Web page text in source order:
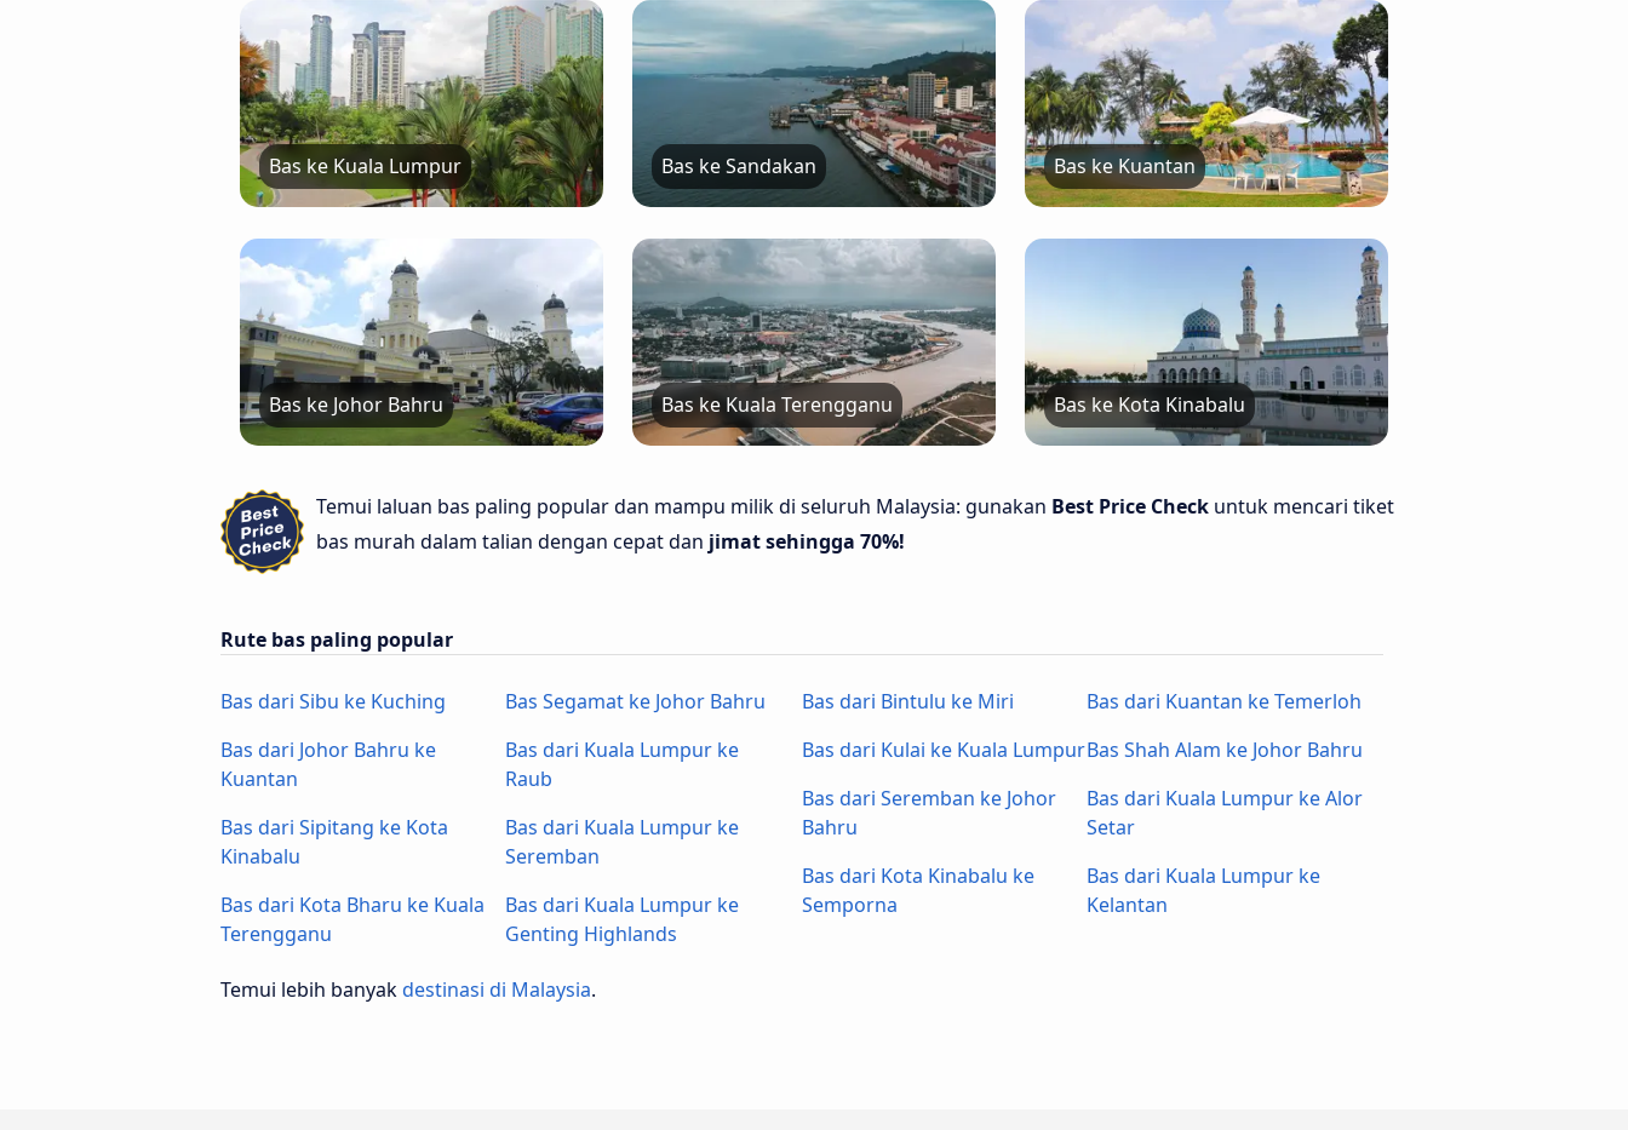
Bas ke Kuala Lumpur Bas ke Sandakan Bas ke Kuantan
Bas ke Johor Bahru Bas ke Kuala Terengganu Bas ke Kota Kinabalu
Temui laluan bas paling popular dan mampu milik di seluruh Malaysia: gunakan Best Price Checkuntuk mencari tiket
bas murah dalam talian dengan cepat dan jimat sehingga 70%!
Rute bas paling popular
Bas dari Sibu ke Kuching
Bas Segamat ke Johor Bahru
Bas dari Johor Bahru ke
Kuantan
Bas dari Kuala Lumpur ke
Raub
Bas dari Sipitang ke Kota
Kinabalu
Bas dari Kuala Lumpur ke
Seremban
Bas dari Kota Bharu ke Kuala
Terengganu
Bas dari Kuala Lumpur ke
Genting Highlands
Bas dari Bintulu ke Miri
Bas dari Kuantan ke Temerloh
Bas dari Kulai ke Kuala LumpurBas Shah Alam ke Johor Bahru
Bas dari Seremban ke Johor
Bahru
Bas dari Kuala Lumpur ke Alor
Setar
Bas dari Kota Kinabalu ke
Semporna
Bas dari Kuala Lumpur ke
Kelantan
Temui lebih banyakdestinasi di Malaysia.